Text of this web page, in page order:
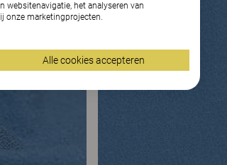
websitenavigatie, het analyseren van
onze marketingprojecten.
Alle cookies accepteren